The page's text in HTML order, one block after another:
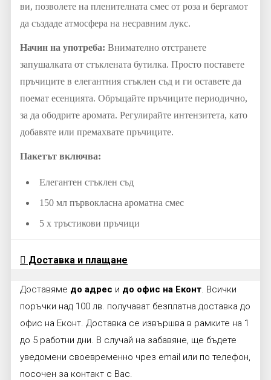
ви, позволете на пленителната смес от роза и бергамот
да създаде атмосфера на несравним лукс.
Начин на употреба: Внимателно отстранете
запушалката от стъклената бутилка. Просто поставете
пръчиците в елегантния стъклен съд и ги оставете да
поемат есенцията. Обръщайте пръчиците периодично,
за да ободрите аромата. Регулирайте интензитета, като
добавяте или премахвате пръчиците.
Пакетът включва:
Елегантен стъклен съд
150 мл първокласна ароматна смес
5 x тръстикови пръчици
Доставка и плащане
Доставяме до адрес и до офис на Еконт. Всички
поръчки над 100 лв. получават безплатна доставка до
офис на Еконт. Доставка се извършва в рамките на 1
до 5 работни дни. В случай на забавяне, ще бъдете
уведомени своевременно чрез email или по телефон,
посочен за контакт с Вас.